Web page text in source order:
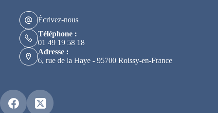
Écrivez-nous
Téléphone :
01 49 19 58 18
Adresse :
6, rue de la Haye - 95700 Roissy-en-France